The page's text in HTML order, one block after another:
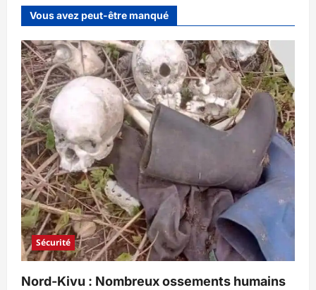
Vous avez peut-être manqué
Sécurité
Nord-Kivu : Nombreux ossements humains